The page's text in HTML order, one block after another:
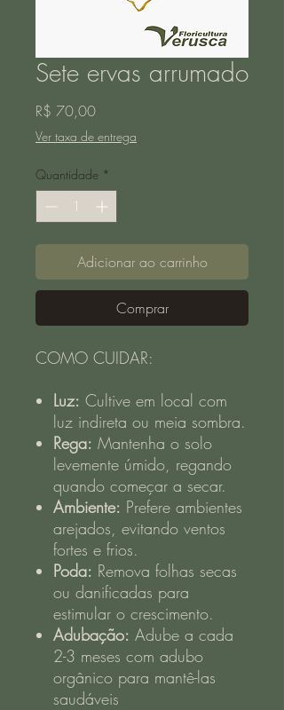
Sete ervas arrumado
R$ 70,00Preço
Ver taxa de entrega
Quantidade *
Adicionar ao carrinho
Comprar
COMO CUIDAR:
Luz: Cultive em local com
luz indireta ou meia sombra.
Rega: Mantenha o solo
levemente úmido, regando
quando começar a secar.
Ambiente: Prefere ambientes
arejados, evitando ventos
fortes e frios.
Poda: Remova folhas secas
ou danificadas para
estimular o crescimento.
Adubação: Adube a cada
2-3 meses com adubo
orgânico para mantê-las
saudáveis